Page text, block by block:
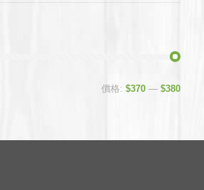
價格: $370 — $380